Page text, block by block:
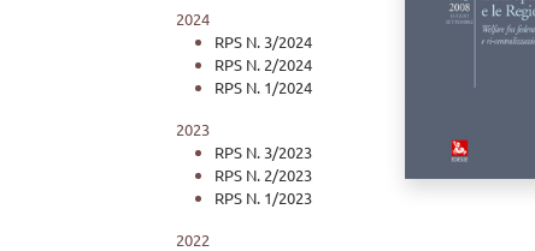
2024
RPS N. 3/2024
RPS N. 2/2024
RPS N. 1/2024
2023
RPS N. 3/2023
RPS N. 2/2023
RPS N. 1/2023
2022